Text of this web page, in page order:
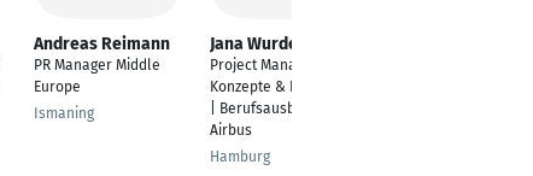
Andreas Reimann
PR Manager Middle
Europe
Ismaning
Jana Wurdel
Project Manager
Konzepte & Prozesse
| Berufsausbildung
Airbus
Hamburg